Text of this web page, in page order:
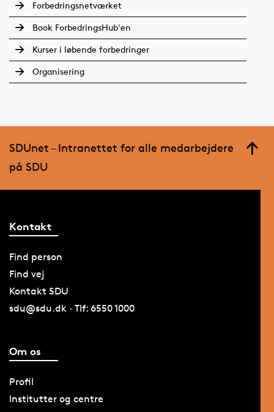
Forbedringsnetværket
Book ForbedringsHub'en
Kurser i løbende forbedringer
Organisering
SDUnet – Intranettet for alle medarbejdere
på SDU
Kontakt
Find person
Find vej
Kontakt SDU
sdu@sdu.dk · Tlf: 6550 1000
Om os
Profil
Institutter og centre